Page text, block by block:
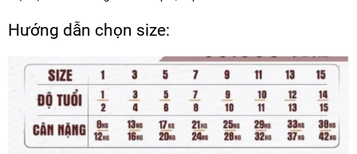
Hướng dẫn chọn size: